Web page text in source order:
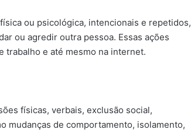
ou psicológica, intencionais e repetidos,
ou agredir outra pessoa. Essas ações
trabalho e até mesmo na internet.
físicas, verbais, exclusão social,
mudanças de comportamento, isolamento,